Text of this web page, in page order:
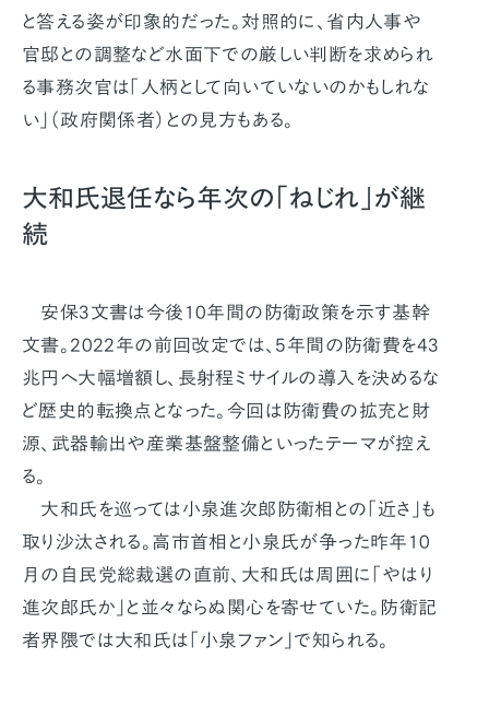
と答える姿が印象的だった。対照的に、省内人事や
官邸との調整など水面下での厳しい判断を求められ
る事務次官は「人柄として向いていないのかもしれな
い」（政府関係者）との見方もある。
大和氏退任なら年次の「ねじれ」が継
続
安保3文書は今後10年間の防衛政策を示す基幹
文書。2022年の前回改定では、5年間の防衛費を43
兆円へ大幅増額し、長射程ミサイルの導入を決めるな
ど歴史的転換点となった。今回は防衛費の拡充と財
源、武器輸出や産業基盤整備といったテーマが控え
る。
大和氏を巡っては小泉進次郎防衛相との「近さ」も
取り沙汰される。高市首相と小泉氏が争った昨年10
月の自民党総裁選の直前、大和氏は周囲に「やはり
進次郎氏か」と並々ならぬ関心を寄せていた。防衛記
者界隈では大和氏は「小泉ファン」で知られる。